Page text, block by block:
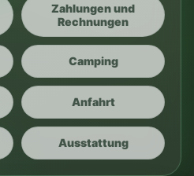
Zahlungen und
Rechnungen
Camping
Anfahrt
Ausstattung